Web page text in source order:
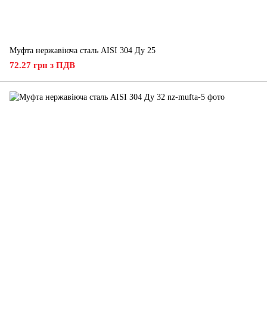
Муфта нержавіюча сталь AISI 304 Ду 25
72.27 грн з ПДВ